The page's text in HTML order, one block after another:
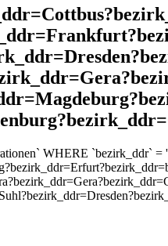
WHERE `bezirk_ddr`